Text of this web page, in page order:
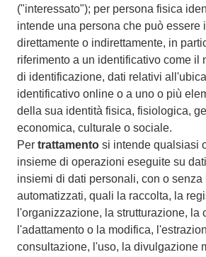
("interessato"); per persona fisica
intende una persona che può essere
direttamente o indirettamente, in
riferimento a un identificativo come il
di identificazione, dati relativi
identificativo online o a uno o più
della sua identità fisica, fisiologica,
economica, culturale o sociale.
Per trattamento si intende qualsiasi
insieme di operazioni eseguite su
insiemi di dati personali, con o
automatizzati, quali la raccolta, la
l'organizzazione, la strutturazione, la
l'adattamento o la modifica,
consultazione, l'uso, la divulgazione